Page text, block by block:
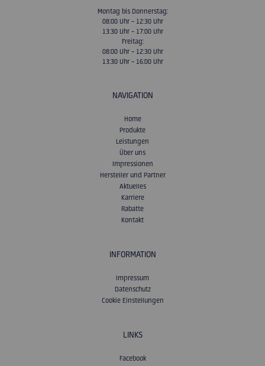
Montag bis Donnerstag:
08:00 Uhr – 12:30 Uhr
13:30 Uhr – 17:00 Uhr
Freitag:
08:00 Uhr – 12:30 Uhr
13:30 Uhr – 16:00 Uhr
NAVIGATION
Home
Produkte
Leistungen
Über uns
Impressionen
Hersteller und Partner
Aktuelles
Karriere
Rabatte
Kontakt
INFORMATION
Impressum
Datenschutz
Cookie Einstellungen
LINKS
Facebook